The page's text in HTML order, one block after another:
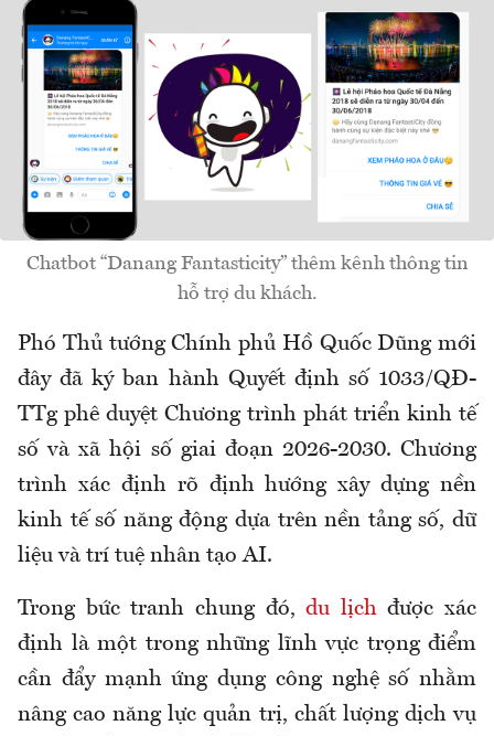
Chatbot “Danang Fantasticity” thêm kênh thông tin
hỗ trợ du khách.
Phó Thủ tướng Chính phủ Hồ Quốc Dũng mới
đây đã ký ban hành Quyết định số 1033/QĐ-
TTg phê duyệt Chương trình phát triển kinh tế
số và xã hội số giai đoạn 2026-2030. Chương
trình xác định rõ định hướng xây dựng nền
kinh tế số năng động dựa trên nền tảng số, dữ
liệu và trí tuệ nhân tạo AI.
Trong bức tranh chung đó,du lịchđược xác
định là một trong những lĩnh vực trọng điểm
cần đẩy mạnh ứng dụng công nghệ số nhằm
nâng cao năng lực quản trị, chất lượng dịch vụ